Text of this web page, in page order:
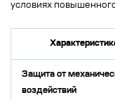
условиях
Защита от
воздействий